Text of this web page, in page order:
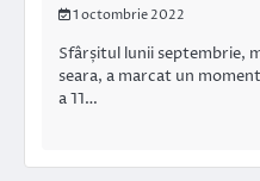
1 octombrie 2022
Sfârșitul lunii septembrie,
seara, a marcat un
a 11…